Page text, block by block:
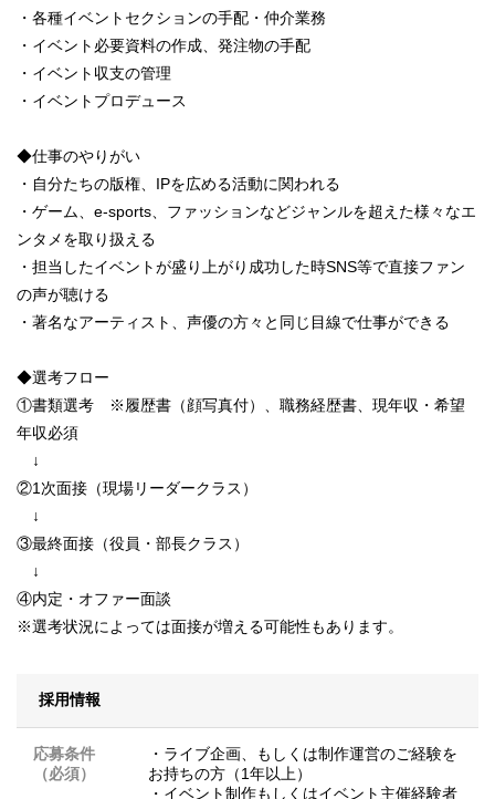
・各種イベントセクションの手配・仲介業務
・イベント必要資料の作成、発注物の手配
・イベント収支の管理
・イベントプロデュース
◆仕事のやりがい
・自分たちの版権、IPを広める活動に関われる
・ゲーム、e-sports、ファッションなどジャンルを超えた様々なエ
ンタメを取り扱える
・担当したイベントが盛り上がり成功した時SNS等で直接ファン
の声が聴ける
・著名なアーティスト、声優の方々と同じ目線で仕事ができる
◆選考フロー
①書類選考 ※履歴書（顔写真付）、職務経歴書、現年収・希望
年収必須
↓
②1次面接（現場リーダークラス）
↓
③最終面接（役員・部長クラス）
↓
④内定・オファー面談
※選考状況によっては面接が増える可能性もあります。
採用情報
応募条件
（必須）
・ライブ企画、もしくは制作運営のご経験を
お持ちの方（1年以上）
・イベント制作もしくはイベント主催経験者